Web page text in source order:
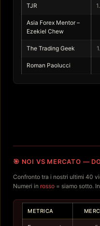
TJR
Asia Forex Mentor –
Ezekiel Chew
The Trading Geek
Roman Paolucci
🎯 NOI VS MERCATO —
Confronto tra i nostri ultimi 40
Numeri in rosso = siamo sotto. In
METRICA